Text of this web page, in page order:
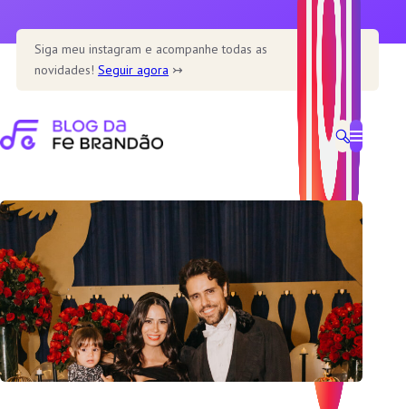
para
Siga meu instagram e acompanhe todas as
novidades!Seguir agora ↣